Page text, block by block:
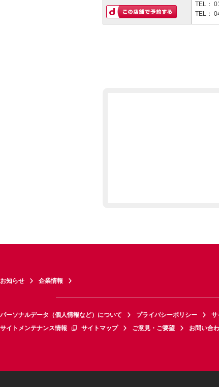
TEL：
TEL：
お知らせ 企業情報
パーソナルデータ（個人情報など）について プライバシーポリシー サ
サイトメンテナンス情報
サイトマップ ご意見・ご要望 お問い合